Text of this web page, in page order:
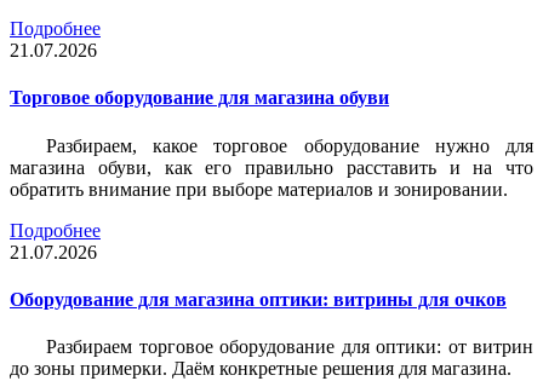
Подробнее
21.07.2026
Торговое оборудование для магазина обуви
Разбираем, какое торговое оборудование нужно для
магазина обуви, как его правильно расставить и на что
обратить внимание при выборе материалов и зонировании.
Подробнее
21.07.2026
Оборудование для магазина оптики: витрины для очков
Разбираем торговое оборудование для оптики: от витрин
до зоны примерки. Даём конкретные решения для магазина.